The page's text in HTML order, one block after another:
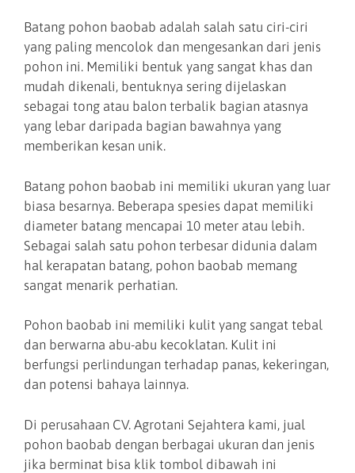
Batang pohon baobab adalah salah satu ciri-ciri
yang paling mencolok dan mengesankan dari jenis
pohon ini. Memiliki bentuk yang sangat khas dan
mudah dikenali, bentuknya sering dijelaskan
sebagai tong atau balon terbalik bagian atasnya
yang lebar daripada bagian bawahnya yang
memberikan kesan unik.
Batang pohon baobab ini memiliki ukuran yang luar
biasa besarnya. Beberapa spesies dapat memiliki
diameter batang mencapai 10 meter atau lebih.
Sebagai salah satu pohon terbesar didunia dalam
hal kerapatan batang, pohon baobab memang
sangat menarik perhatian.
Pohon baobab ini memiliki kulit yang sangat tebal
dan berwarna abu-abu kecoklatan. Kulit ini
berfungsi perlindungan terhadap panas, kekeringan,
dan potensi bahaya lainnya.
Di perusahaan CV. Agrotani Sejahtera kami, jual
pohon baobab dengan berbagai ukuran dan jenis
jika berminat bisa klik tombol dibawah ini